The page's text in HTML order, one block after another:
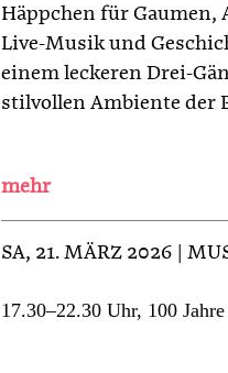
Häppchen für Gaumen,
Live-Musik und
einem leckeren Drei-
stilvollen Ambiente der
SA, 21. MÄRZ 2026 |
17.30–22.30 Uhr, 100